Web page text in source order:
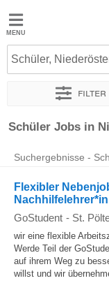
Jobted
Jobs
Schüler,
Filter
Sortieren nach
Schüler Jobs in
Suchergebnisse -
Flexibler
GoStudent - St.
wir eine flexible
Werde Teil der
auf ihrem Weg zu
willst und wir